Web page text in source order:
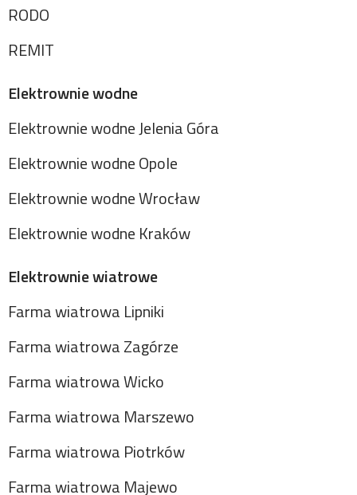
RODO
REMIT
Elektrownie wodne
Elektrownie wodne Jelenia Góra
Elektrownie wodne Opole
Elektrownie wodne Wrocław
Elektrownie wodne Kraków
Elektrownie wiatrowe
Farma wiatrowa Lipniki
Farma wiatrowa Zagórze
Farma wiatrowa Wicko
Farma wiatrowa Marszewo
Farma wiatrowa Piotrków
Farma wiatrowa Majewo